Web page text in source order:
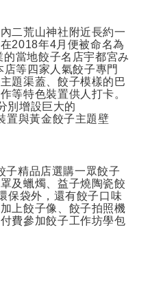
二荒山神社附近長約一
2018年4月便被命名為
的當地餃子名店宇都宮み
店等四家人氣餃子專門
題渠蓋、餃子模樣的巴
等特色裝置供人打卡。
別增設巨大的
置與黃金餃子主題壁
子精品店選購一眾餃子
及蠟燭、益子燒陶瓷餃
保袋外，還有餃子口味
上餃子像、餃子拍照機
費參加餃子工作坊學包